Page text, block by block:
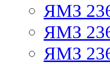
ЯМЗ
ЯМЗ
ЯМЗ